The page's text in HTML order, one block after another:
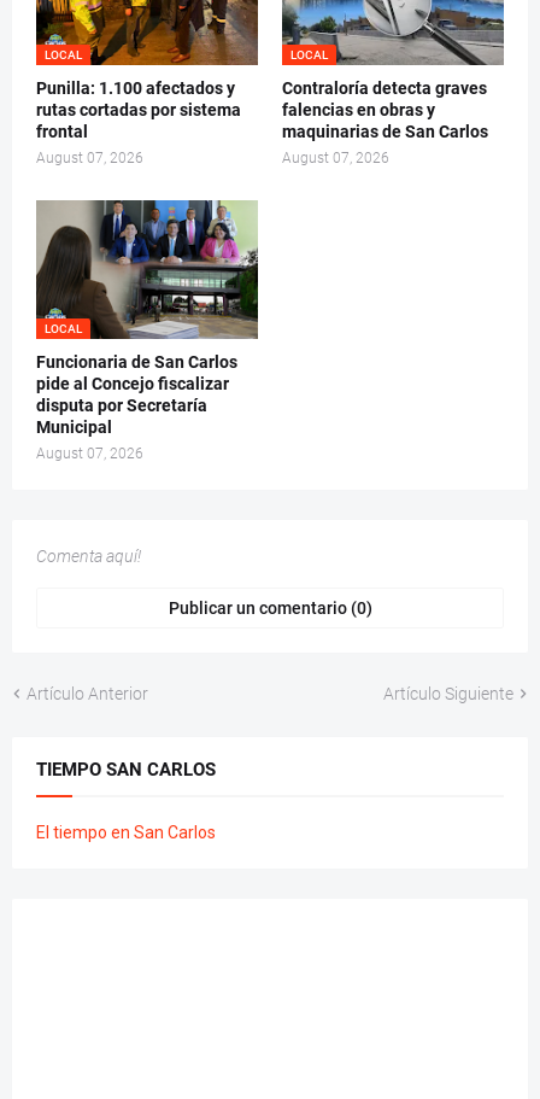
LOCAL
Punilla: 1.100 afectados y
rutas cortadas por sistema
frontal
August 07, 2026
LOCAL
Contraloría detecta graves
falencias en obras y
maquinarias de San Carlos
August 07, 2026
LOCAL
Funcionaria de San Carlos
pide al Concejo fiscalizar
disputa por Secretaría
Municipal
August 07, 2026
Comenta aquí!
Publicar un comentario (0)
Artículo Anterior Artículo Siguiente
TIEMPO SAN CARLOS
El tiempo en San Carlos